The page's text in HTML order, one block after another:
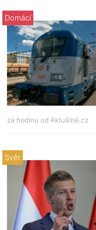
Domácí
za hodinu od Aktuálně.cz
Svět